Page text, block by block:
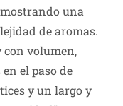
una
de aromas.
con volumen,
el paso de
y un largo y